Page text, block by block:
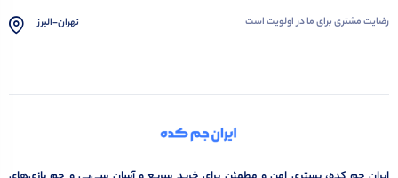
رضایت مشتری برای ما در اولویت است
تهران-البرز